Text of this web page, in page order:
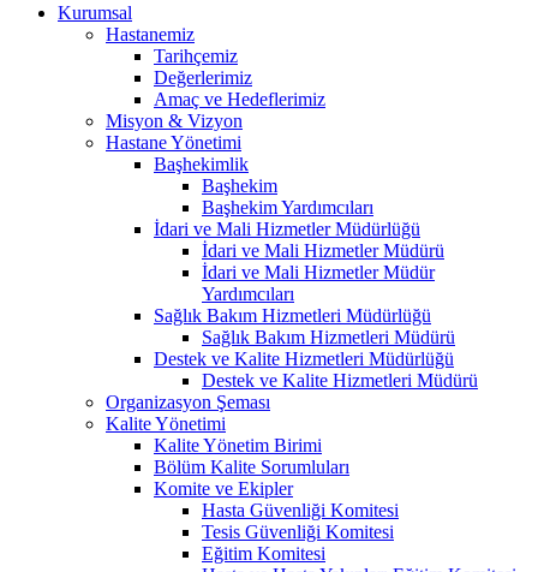
Kurumsal
Hastanemiz
Tarihçemiz
Değerlerimiz
Amaç ve Hedeflerimiz
Misyon & Vizyon
Hastane Yönetimi
Başhekimlik
Başhekim
Başhekim Yardımcıları
İdari ve Mali Hizmetler Müdürlüğü
İdari ve Mali Hizmetler Müdürü
İdari ve Mali Hizmetler Müdür
Yardımcıları
Sağlık Bakım Hizmetleri Müdürlüğü
Sağlık Bakım Hizmetleri Müdürü
Destek ve Kalite Hizmetleri Müdürlüğü
Destek ve Kalite Hizmetleri Müdürü
Organizasyon Şeması
Kalite Yönetimi
Kalite Yönetim Birimi
Bölüm Kalite Sorumluları
Komite ve Ekipler
Hasta Güvenliği Komitesi
Tesis Güvenliği Komitesi
Eğitim Komitesi